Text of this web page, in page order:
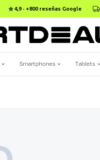
4,9 · +800 reseñas Google ·
Smartphones Tablets